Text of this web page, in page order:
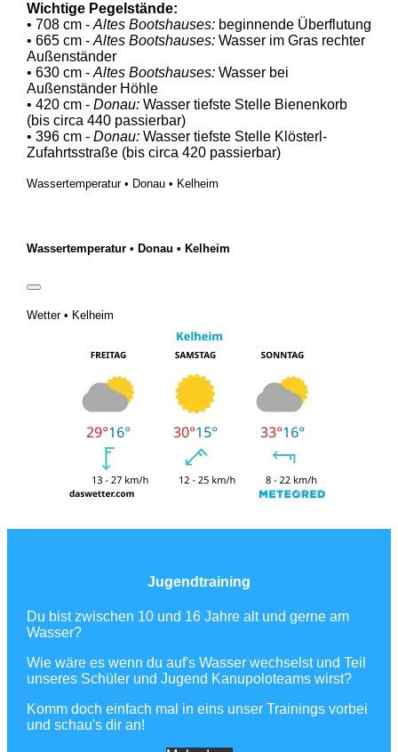
Wichtige Pegelstände:
• 708 cm -Altes Bootshauses:beginnende Überflutung
• 665 cm -Altes Bootshauses:Wasser im Gras rechter
Außenständer
• 630 cm -Altes Bootshauses:Wasser bei
Außenständer Höhle
• 420 cm - Donau:Wasser tiefste Stelle Bienenkorb
(bis circa 440 passierbar)
• 396 cm - Donau:Wasser tiefste Stelle Klösterl-
Zufahrtsstraße (bis circa 420 passierbar)
Wassertemperatur • Donau • Kelheim
Wassertemperatur • Donau • Kelheim
Wetter • Kelheim
Jugendtraining
Du bist zwischen 10 und 16 Jahre alt und gerne am
Wasser?
Wie wäre es wenn du auf's Wasser wechselst und Teil
unseres Schüler und Jugend Kanupoloteams wirst?
Komm doch einfach mal in eins unser Trainings vorbei
und schau's dir an!